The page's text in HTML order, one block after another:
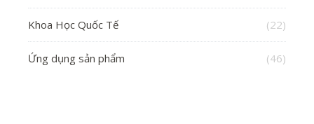
Khoa Học Quốc Tế (22)
Ứng dụng sản phẩm (46)